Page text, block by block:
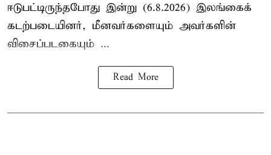
ஈடுபட்டிருந்தபோது இன்று (6.8.2026) இலங்கைக்
கடற்படையினர், மீனவர்களையும் அவர்களின்
விசைப்படகையும் ...
Read More